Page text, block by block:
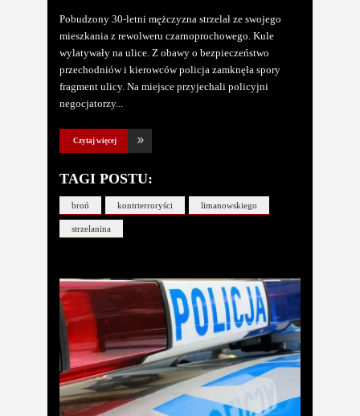
Pobudzony 30-letni mężczyzna strzelał ze swojego
mieszkania z rewolweru czarnoprochowego. Kule
wylatywały na ulice. Z obawy o bezpieczeństwo
przechodniów i kierowców policja zamknęła spory
fragment ulicy. Na miejsce przyjechali policyjni
negocjatorzy
Czytaj więcej
TAGI POSTU:
broń kontrterroryści limanowskiego
strzelanina